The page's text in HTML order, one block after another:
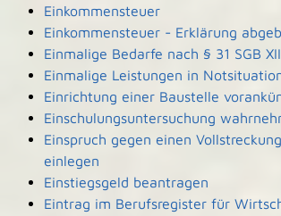
Einkommensteuer
Einkommensteuer - Erklärung
Einmalige Bedarfe nach § 31 SGB
Einmalige Leistungen in
Einrichtung einer Baustelle
Einschulungsuntersuchung
Einspruch gegen einen
einlegen
Einstiegsgeld beantragen
Eintrag im Berufsregister für